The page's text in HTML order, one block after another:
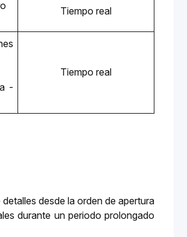
Tiempo real
-
Tiempo real
desde la orden de apertura
durante un periodo prolongado